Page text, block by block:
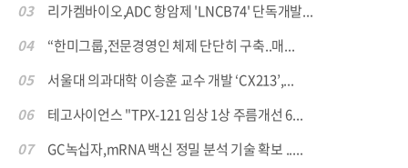
03
리가켐바이오,ADC 항암제 'LNCB74' 단독개발...
04
“한미그룹,전문경영인 체제 단단히 구축..매...
05
서울대 의과대학 이승훈 교수 개발 ‘CX213’,...
06
테고사이언스 "TPX-121 임상 1상 주름개선 6...
07
GC녹십자,mRNA 백신 정밀 분석 기술 확보 .....